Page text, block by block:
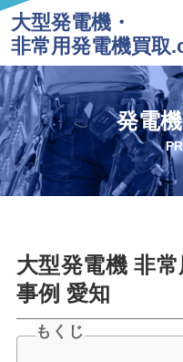
大型発電機・
非常用発電機買取
発電
大型発電機 非
事例 愛知
もくじ